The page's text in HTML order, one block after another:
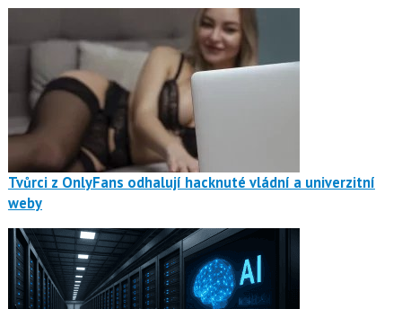
Tvůrci z OnlyFans odhalují hacknuté vládní a univerzitní
weby